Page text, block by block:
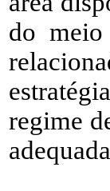
do meio
regime